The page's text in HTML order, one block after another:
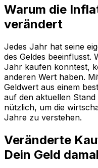
Warum die
verändert
Jedes Jahr hat seine
des Geldes beeinflusst.
Jahr kaufen konntest,
anderen Wert haben.
Geldwert aus einem
auf den aktuellen
nützlich, um die
Jahre zu verstehen.
Veränderte
Dein Geld